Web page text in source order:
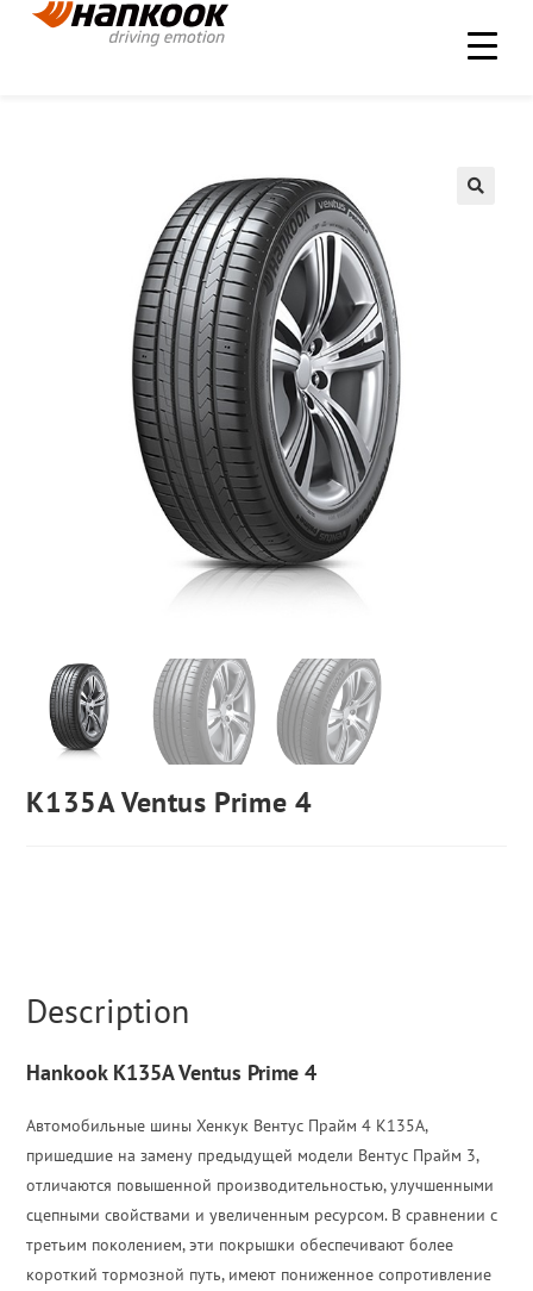
K135A Ventus Prime 4
Description
Hankook K135A Ventus Prime 4
Автомобильные шины Хенкук Вентус Прайм 4 К135А,
пришедшие на замену предыдущей модели Вентус Прайм 3,
отличаются повышенной производительностью, улучшенными
сцепными свойствами и увеличенным ресурсом. В сравнении с
третьим поколением, эти покрышки обеспечивают более
короткий тормозной путь, имеют пониженное сопротивление